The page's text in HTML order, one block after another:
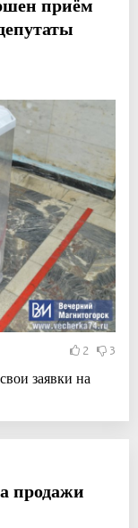
2 3
заявки на
продажи